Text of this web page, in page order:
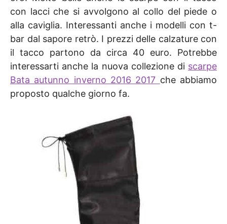
con lacci che si avvolgono al collo del piede o
alla caviglia. Interessanti anche i modelli con t-
bar dal sapore retrò. I prezzi delle calzature con
il tacco partono da circa 40 euro. Potrebbe
interessarti anche la nuova collezione di scarpe
Bata autunno inverno 2016 2017 che abbiamo
proposto qualche giorno fa.